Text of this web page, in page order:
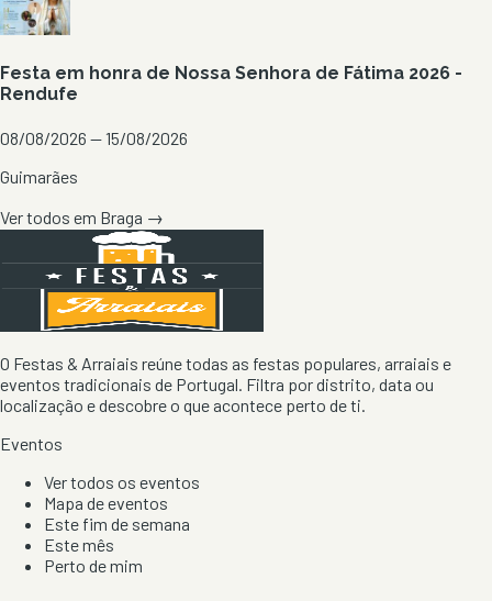
Festa em honra de Nossa Senhora de Fátima 2026 -
Rendufe
08/08/2026 — 15/08/2026
Guimarães
Ver todos em Braga →
O Festas & Arraiais reúne todas as festas populares, arraiais e
eventos tradicionais de Portugal. Filtra por distrito, data ou
localização e descobre o que acontece perto de ti.
Eventos
Ver todos os eventos
Mapa de eventos
Este fim de semana
Este mês
Perto de mim